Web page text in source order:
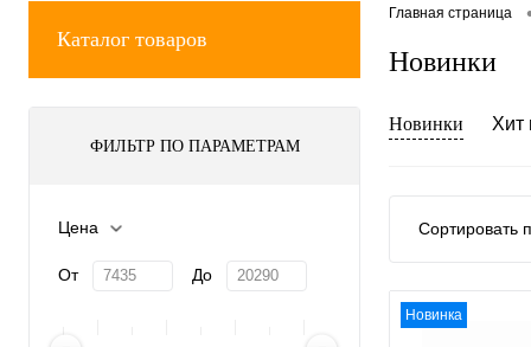
Каталог товаров
ФИЛЬТР ПО ПАРАМЕТРАМ
Цена
От До
Главная страница
Новинки
Новинки Хит
Сортировать
Новинка